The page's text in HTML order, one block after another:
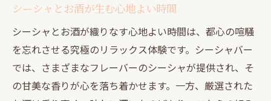
シーシャとお酒が生む心地よい時間
シーシャとお酒が織りなす心地よい時間は、都心の喧騒
を忘れさせる究極のリラックス体験です。シーシャバー
では、さまざまなフレーバーのシーシャが提供され、そ
の甘美な香りが心を落ち着かせます。一方、厳選された